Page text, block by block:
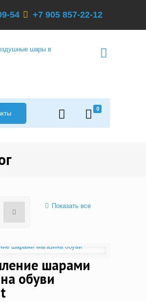
54 +7 905 857-22-12
0
Показать все
шарами
обуви